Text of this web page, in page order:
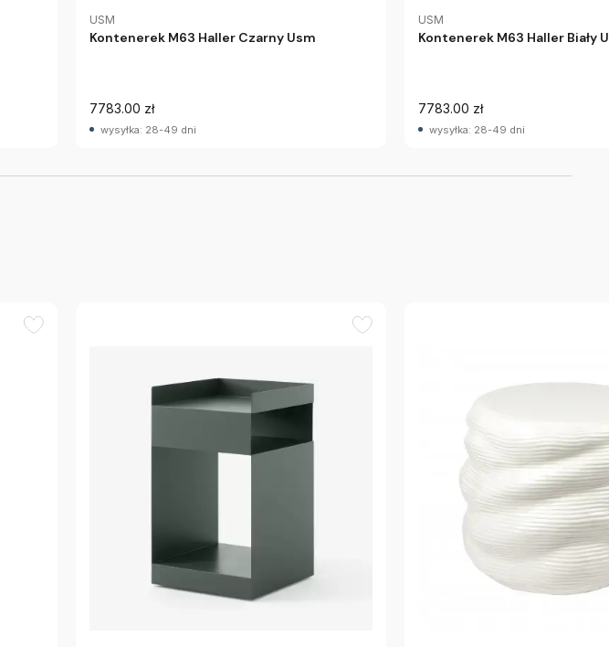
USM
Kontenerek M63 Haller Czarny Usm
7783.00 zł
wysyłka: 28-49 dni
USM
Kontenerek M63 Haller Biały
7783.00 zł
wysyłka: 28-49 dni